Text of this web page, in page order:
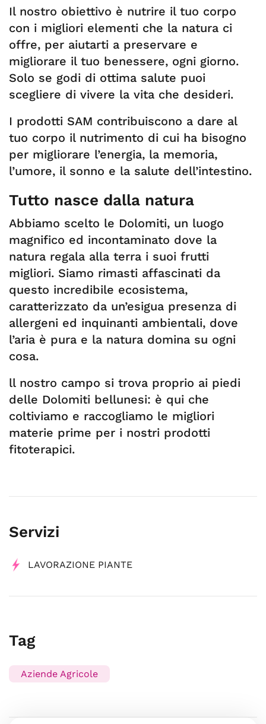
Il nostro obiettivo è nutrire il tuo corpo
con i migliori elementi che la natura ci
offre, per aiutarti a preservare e
migliorare il tuo benessere, ogni giorno.
Solo se godi di ottima salute puoi
scegliere di vivere la vita che desideri.
I prodotti SAM contribuiscono a dare al
tuo corpo il nutrimento di cui ha bisogno
per migliorare l’energia, la memoria,
l’umore, il sonno e la salute dell’intestino.
Tutto nasce dalla natura
Abbiamo scelto le Dolomiti, un luogo
magnifico ed incontaminato dove la
natura regala alla terra i suoi frutti
migliori. Siamo rimasti affascinati da
questo incredibile ecosistema,
caratterizzato da un’esigua presenza di
allergeni ed inquinanti ambientali, dove
l’aria è pura e la natura domina su ogni
cosa.
ll nostro campo si trova proprio ai piedi
delle Dolomiti bellunesi: è qui che
coltiviamo e raccogliamo le migliori
materie prime per i nostri prodotti
fitoterapici.
Servizi
LAVORAZIONE PIANTE
Tag
Aziende Agricole